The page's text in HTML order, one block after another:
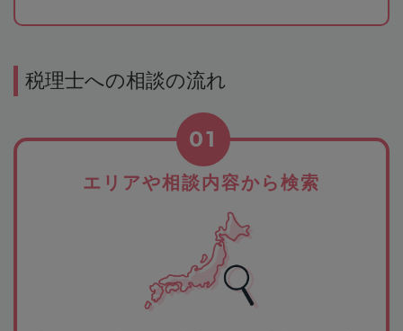
税理士への相談の流れ
エリアや相談内容から検索
01